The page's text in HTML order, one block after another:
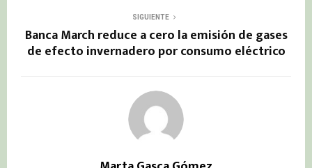
SIGUIENTE
Banca March reduce a cero la emisión de gases
de efecto invernadero por consumo eléctrico